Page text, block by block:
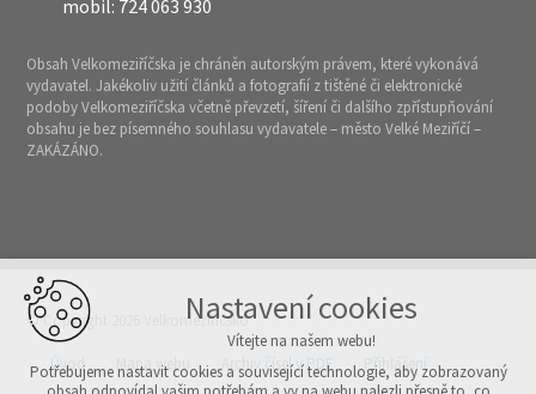
mobil: 724 063 930
Obsah Velkomeziříčska je chráněn autorským právem, které vykonává
vydavatel. Jakékoliv užití článků a fotografií z tištěné či elektronické
podoby Velkomeziříčska včetně převzetí, šíření či dalšího zpřístupňování
obsahu je bez písemného souhlasu vydavatele – město Velké Meziříčí –
ZAKÁZÁNO.
© Copyright 2026 Velkomeziříčsko
Úvod Mapa webu Archiv čísel v PDF Přihlášení
Nastavení cookies
Vítejte na našem webu!
Potřebujeme nastavit cookies a související technologie, aby zobrazovaný